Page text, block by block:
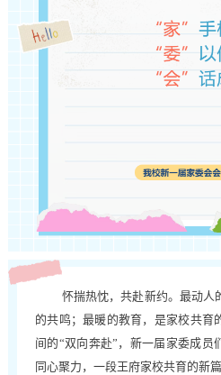
怀揣热忱，共赴新约。最动人
的共鸣；最暖的教育，是家校共育
间的“双向奔赴”，新一届家委成员
同心聚力，一段王府家校共育的新